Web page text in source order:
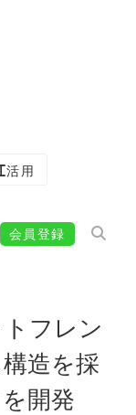
用
会員登録
フレン
造を採
開発